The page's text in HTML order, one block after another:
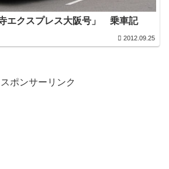
エクスプレス大阪号」 乗車記
2012.09.25
スポンサーリンク